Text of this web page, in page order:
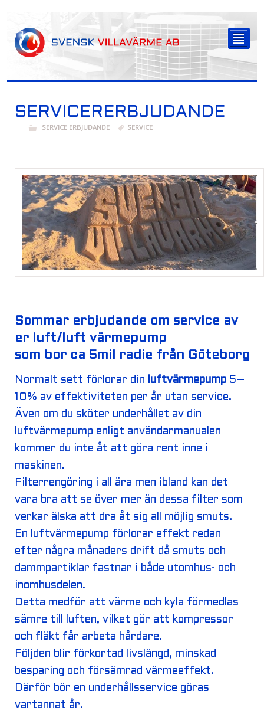
²
SERVICERERBJUDANDE
SERVICE ERBJUDANDE SERVICE
Sommar erbjudande om service av
er luft/luft värmepump
som bor ca 5mil radie från Göteborg
Normalt sett förlorar din luftvärmepump5–
10% av effektiviteten per år utan service.
Även om du sköter underhållet av din
luftvärmepump enligt användarmanualen
kommer du inte åt att göra rent inne i
maskinen.
Filterrengöring i all ära men ibland kan det
vara bra att se över mer än dessa filter som
verkar älska att dra åt sig all möjlig smuts.
En luftvärmepump förlorar effekt redan
efter några månaders drift då smuts och
dammpartiklar fastnar i både utomhus- och
inomhusdelen.
Detta medför att värme och kyla förmedlas
sämre till luften, vilket gör att kompressor
och fläkt får arbeta hårdare.
Följden blir förkortad livslängd, minskad
besparing och försämrad värmeeffekt.
Därför bör en underhållsservice göras
vartannat år.